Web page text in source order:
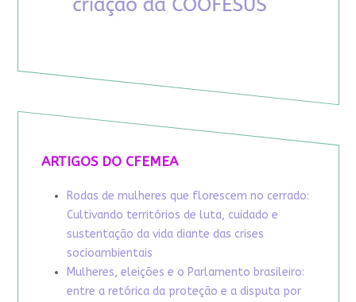
ARTIGOS DO CFEMEA
Rodas de mulheres que florescem no cerrado:
Cultivando territórios de luta, cuidado e
sustentação da vida diante das crises
socioambientais
Mulheres, eleições e o Parlamento brasileiro:
entre a retórica da proteção e a disputa por